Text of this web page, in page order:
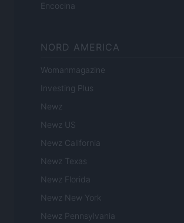
Encocina
NORD AMERICA
Womanmagazine
Investing Plus
Newz
Newz US
Newz California
Newz Texas
Newz Florida
Newz New York
Newz Pennsylvania